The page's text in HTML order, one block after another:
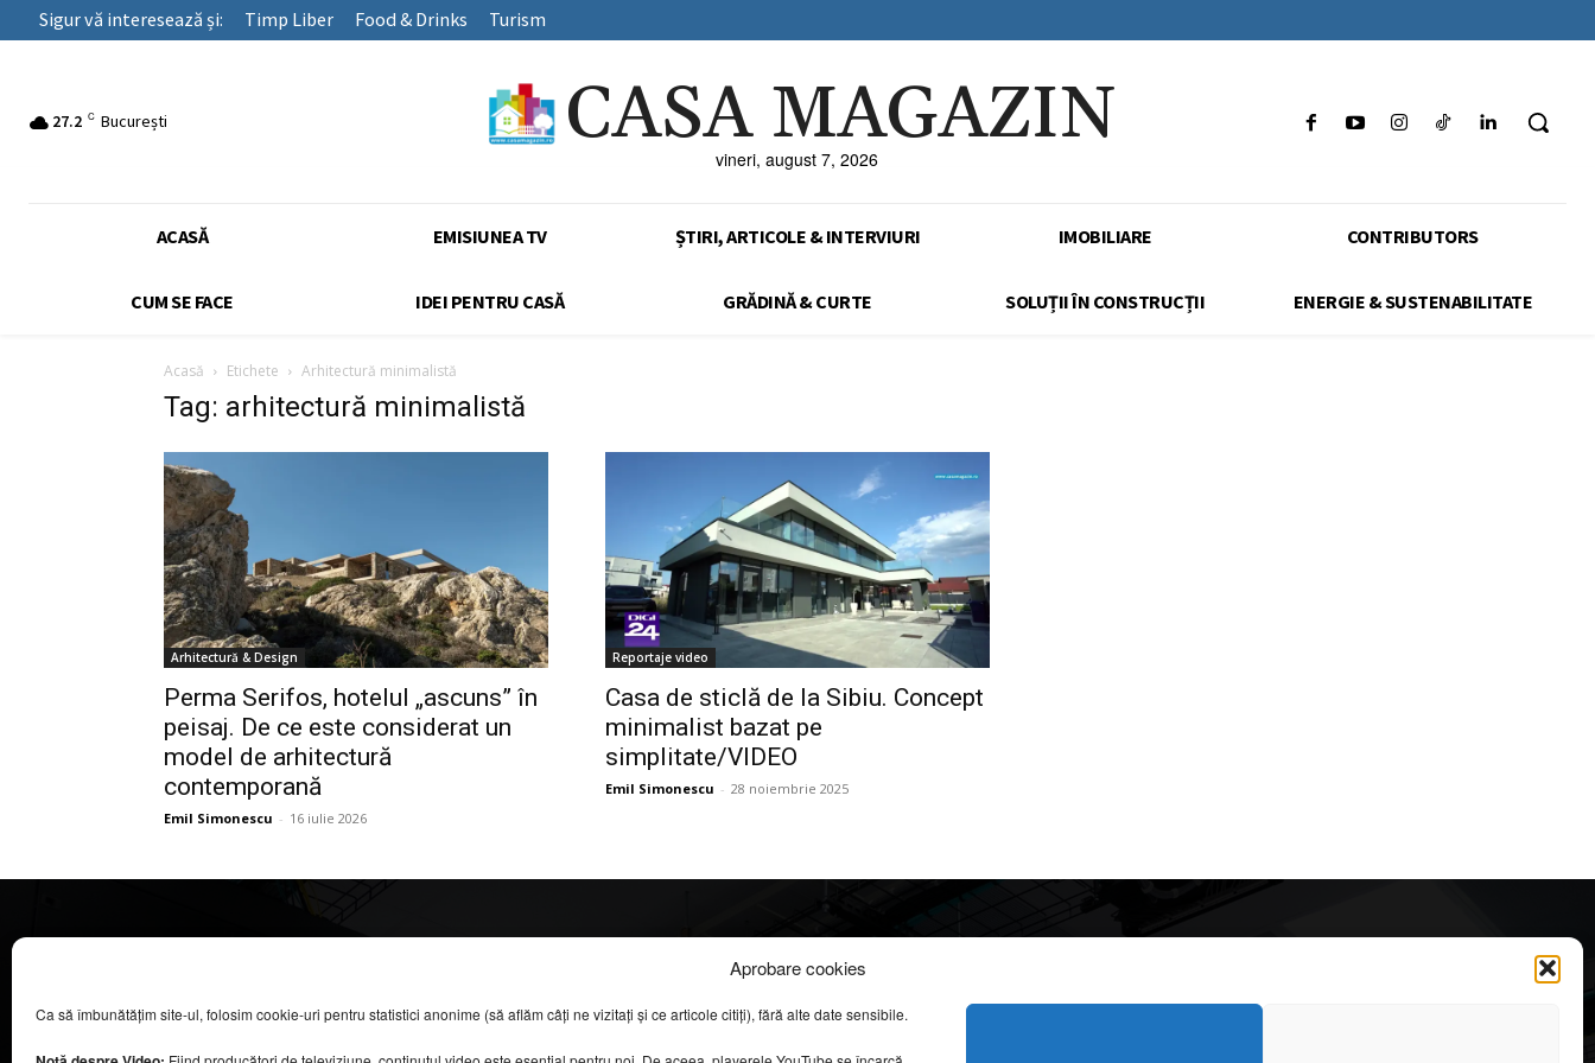
Aprobare cookies
Ca să îmbunătățim site-ul, folosim cookie-uri pentru statistici anonime (să aflăm câți ne vizitați și ce articole citiți), fără alte date sensibile.
Sigur vă interesează și: Timp Liber Food & Drinks Turism
27.2 C București CASA MAGAZIN
vineri, august 7, 2026
ACASĂ EMISIUNEA TV ȘTIRI, ARTICOLE & INTERVIURI IMOBILIARE CONTRIBUTORS
CUM SE FACE IDEI PENTRU CASĂ GRĂDINĂ & CURTE SOLUȚII ÎN CONSTRUCȚII ENERGIE & SUSTENABILITATE
Acasă Etichete Arhitectură minimalistă
Tag: arhitectură minimalistă
Arhitectură & Design
Perma Serifos, hotelul „ascuns” în
peisaj. De ce este considerat un
model de arhitectură
contemporană
Emil Simonescu - 16 iulie 2026
Reportaje video
Casa de sticlă de la Sibiu. Concept
minimalist bazat pe
simplitate/VIDEO
Emil Simonescu - 28 noiembrie 2025
COOL MEDIA BROADCASTING & EVENTS SRL.
Toate drepturile rezervate.
Info
DESPRE NOI
apreciate
Cele mai impresionante cabane